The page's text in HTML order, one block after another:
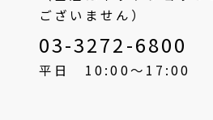
ございません）
03-3272-6800
平日 10:00〜17:00